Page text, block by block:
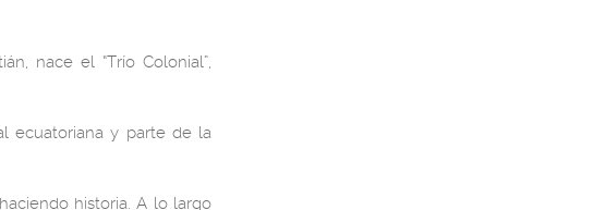
nace el “Trío Colonial”,
ecuatoriana y parte de la
historia. A lo largo